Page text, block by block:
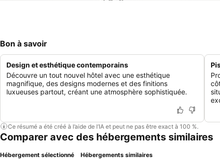
Bon à savoir
Design et esthétique contemporains
Découvre un tout nouvel hôtel avec une esthétique
magnifique, des designs modernes et des finitions
luxueuses partout, créant une atmosphère sophistiquée.
Ce résumé a été créé à l’aide de l’IA et peut ne pas être exact à 100 %.
Comparer avec des hébergements similaires
Hébergement sélectionné Hébergements similaires